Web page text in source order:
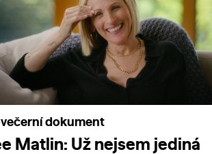
dokument
Matlin: Už nejsem jediná